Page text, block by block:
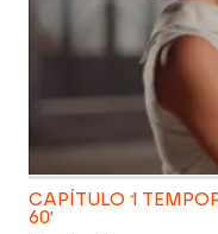
CAPÍTULO 1
60'